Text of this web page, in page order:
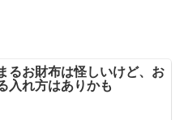
るお財布は怪しいけど、お
入れ方はありかも